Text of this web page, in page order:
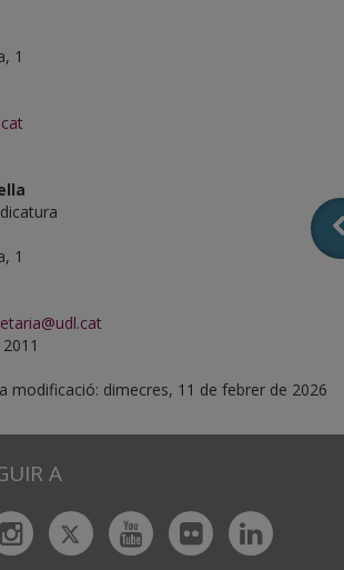
1
1
modificació: dimecres, 11 de febrer de 2026
A
Instagram
TwitterYoutubeFlickr